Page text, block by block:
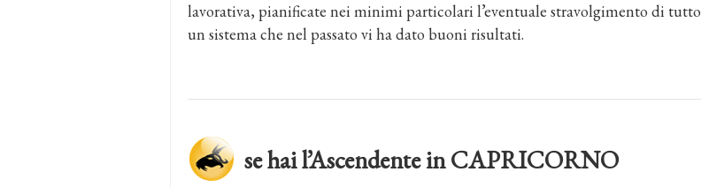
lavorativa, pianificate nei minimi particolari l’eventuale stravolgimento di tutto
un sistema che nel passato vi ha dato buoni risultati.
se hai l’Ascendente in CAPRICORNO